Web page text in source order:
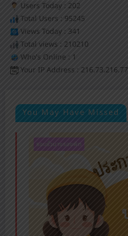
Users Today : 202
Total Users : 95245
Views Today : 341
Total views : 210210
Who's Online : 1
Your IP Address : 216.73.216.77
You May Have Missed
รอบรั้วนางรองพิท